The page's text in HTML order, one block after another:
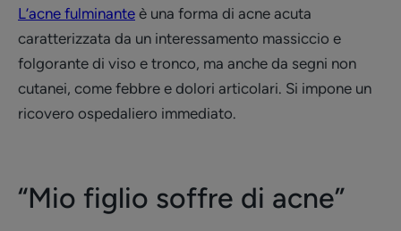
L’acne fulminante è una forma di acne acuta
caratterizzata da un interessamento massiccio e
folgorante di viso e tronco, ma anche da segni non
cutanei, come febbre e dolori articolari. Si impone un
ricovero ospedaliero immediato.
“Mio figlio soffre di acne”